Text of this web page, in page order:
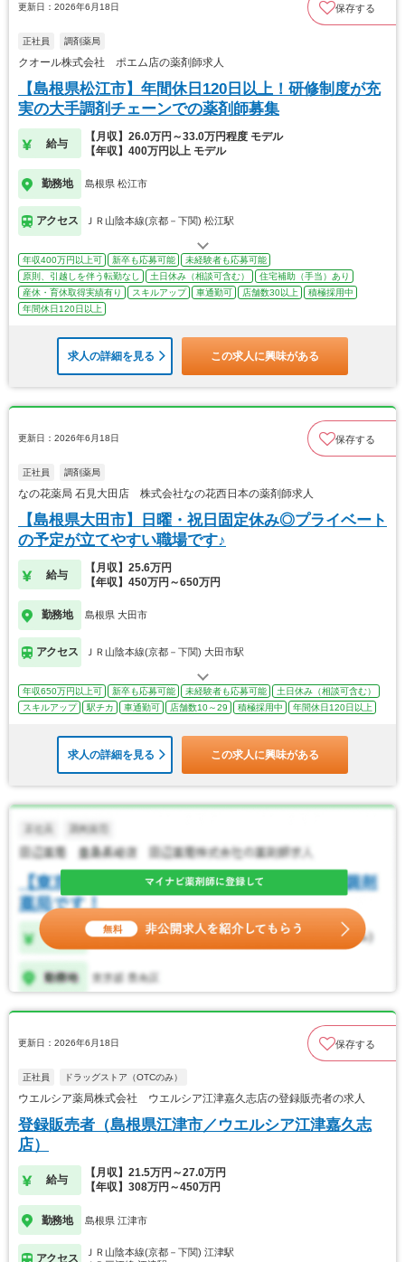
更新日：2026年6月18日 保存する
正社員 調剤薬局
クオール株式会社 ポエム店の薬剤師求人
【島根県松江市】年間休日120日以上！研修制度が充
実の大手調剤チェーンでの薬剤師募集
給与
【月収】26.0万円～33.0万円程度 モデル
【年収】400万円以上 モデル
勤務地 島根県 松江市
アクセス ＪＲ山陰本線(京都－下関) 松江駅
年収400万円以上可 新卒も応募可能
未経験者も応募可能
原則、引越しを伴う転勤なし
土日休み（相談可含む）
住宅補助（手当）あり
産休・育休取得実績有り
スキルアップ 車通勤可 店舗数30以上
積極採用中
年間休日120日以上
求人の詳細を見る この求人に興味がある
更新日：2026年6月18日 保存する
正社員 調剤薬局
なの花薬局 石見大田店 株式会社なの花西日本の薬剤師求人
【島根県大田市】日曜・祝日固定休み◎プライベート
の予定が立てやすい職場です♪
給与
【月収】25.6万円
【年収】450万円～650万円
勤務地 島根県 大田市
アクセス ＪＲ山陰本線(京都－下関) 大田市駅
年収650万円以上可 新卒も応募可能 未経験者も応募可能
土日休み（相談可含む）
スキルアップ
駅チカ 車通勤可 店舗数10～29 積極採用中 年間休日120日以上
求人の詳細を見る この求人に興味がある
更新日：2026年6月18日 保存する
正社員 ドラッグストア（OTCのみ）
ウエルシア薬局株式会社 ウエルシア江津嘉久志店の登録販売者の求人
登録販売者（島根県江津市／ウエルシア江津嘉久志
店）
給与
【月収】21.5万円～27.0万円
【年収】308万円～450万円
勤務地 島根県 江津市
アクセス
ＪＲ山陰本線(京都－下関) 江津駅